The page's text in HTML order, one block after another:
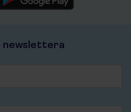
newslettera